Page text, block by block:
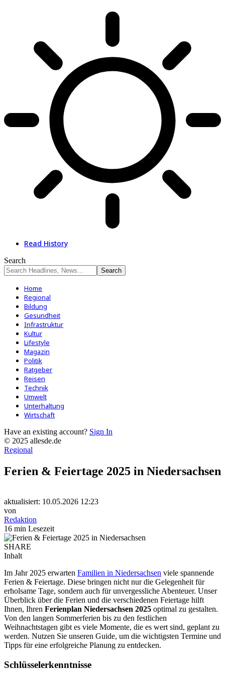
Read History
Search
Home
Regional
Bildung
Gesundheit
Infrastruktur
Kultur
Lifestyle
Magazin
Politik
Ratgeber
Reisen
Technik
Umwelt
Unterhaltung
Wirtschaft
Have an existing account? Sign In
© 2025 allesde.de
Regional
Ferien & Feiertage 2025 in Niedersachsen
aktualisiert: 10.05.2026 12:23
von
Redaktion
16 min Lesezeit
SHARE
Inhalt
Im Jahr 2025 erwarten Familien in Niedersachsen viele spannende
Ferien & Feiertage. Diese bringen nicht nur die Gelegenheit für
erholsame Tage, sondern auch für unvergessliche Abenteuer. Unser
Überblick über die Ferien und die verschiedenen Feiertage hilft
Ihnen, Ihren Ferienplan Niedersachsen 2025 optimal zu gestalten.
Von den langen Sommerferien bis zu den festlichen
Weihnachtstagen gibt es viele Momente, die es wert sind, geplant zu
werden. Nutzen Sie unseren Guide, um die wichtigsten Termine und
Tipps für eine erfolgreiche Planung zu entdecken.
Schlüsselerkenntnisse